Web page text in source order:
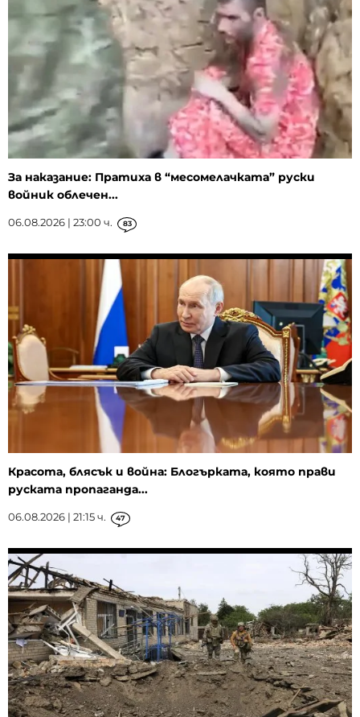
За наказание: Пратиха в “месомелачката” руски
войник облечен...
06.08.2026 | 23:00 ч. 83
Красота, блясък и война: Блогърката, която прави
руската пропаганда...
06.08.2026 | 21:15 ч. 47